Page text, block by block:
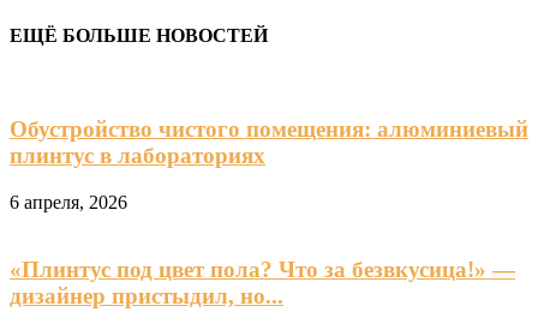
ЕЩЁ БОЛЬШЕ НОВОСТЕЙ
Обустройство чистого помещения: алюминиевый
плинтус в лабораториях
6 апреля, 2026
«Плинтус под цвет пола? Что за безвкусица!» —
дизайнер пристыдил, но...